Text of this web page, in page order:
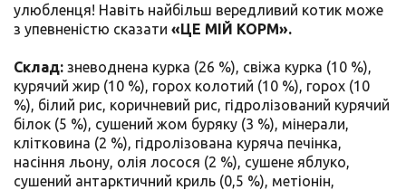
улюбленця! Навіть найбільш вередливий котик може
з упевненістю сказати «ЦЕ МІЙ КОРМ».
Склад: зневоднена курка (26 %), свіжа курка (10 %),
курячий жир (10 %), горох колотий (10 %), горох (10
%), білий рис, коричневий рис, гідролізований курячий
білок (5 %), сушений жом буряку (3 %), мінерали,
клітковина (2 %), гідролізована куряча печінка,
насіння льону, олія лосося (2 %), сушене яблуко,
сушений антарктичний криль (0,5 %), метіонін,